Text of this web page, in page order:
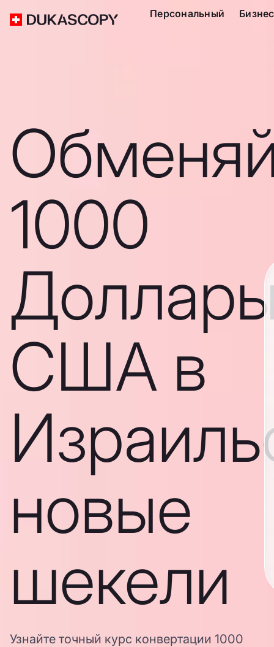
Персональный Бизнес
1000
США в
новые
шекели
Узнайте точный курс конвертации 1000